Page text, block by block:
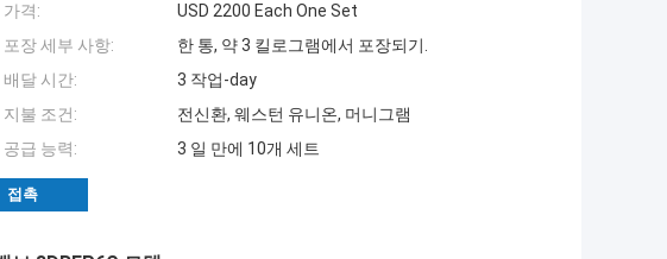
가격:
USD 2200 Each One Set
포장 세부 사항:
한 통, 약 3 킬로그램에서 포장되기.
배달 시간:
3 작업-day
지불 조건:
전신환, 웨스턴 유니온, 머니그램
공급 능력:
3 일 만에 10개 세트
접촉